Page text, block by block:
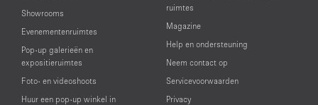
Showrooms
Evenementenruimtes
Pop-up galerieën en
expositieruimtes
Foto- en videoshoots
Huur een pop-up winkel in
ruimtes
Magazine
Help en ondersteuning
Neem contact op
Servicevoorwaarden
Privacy